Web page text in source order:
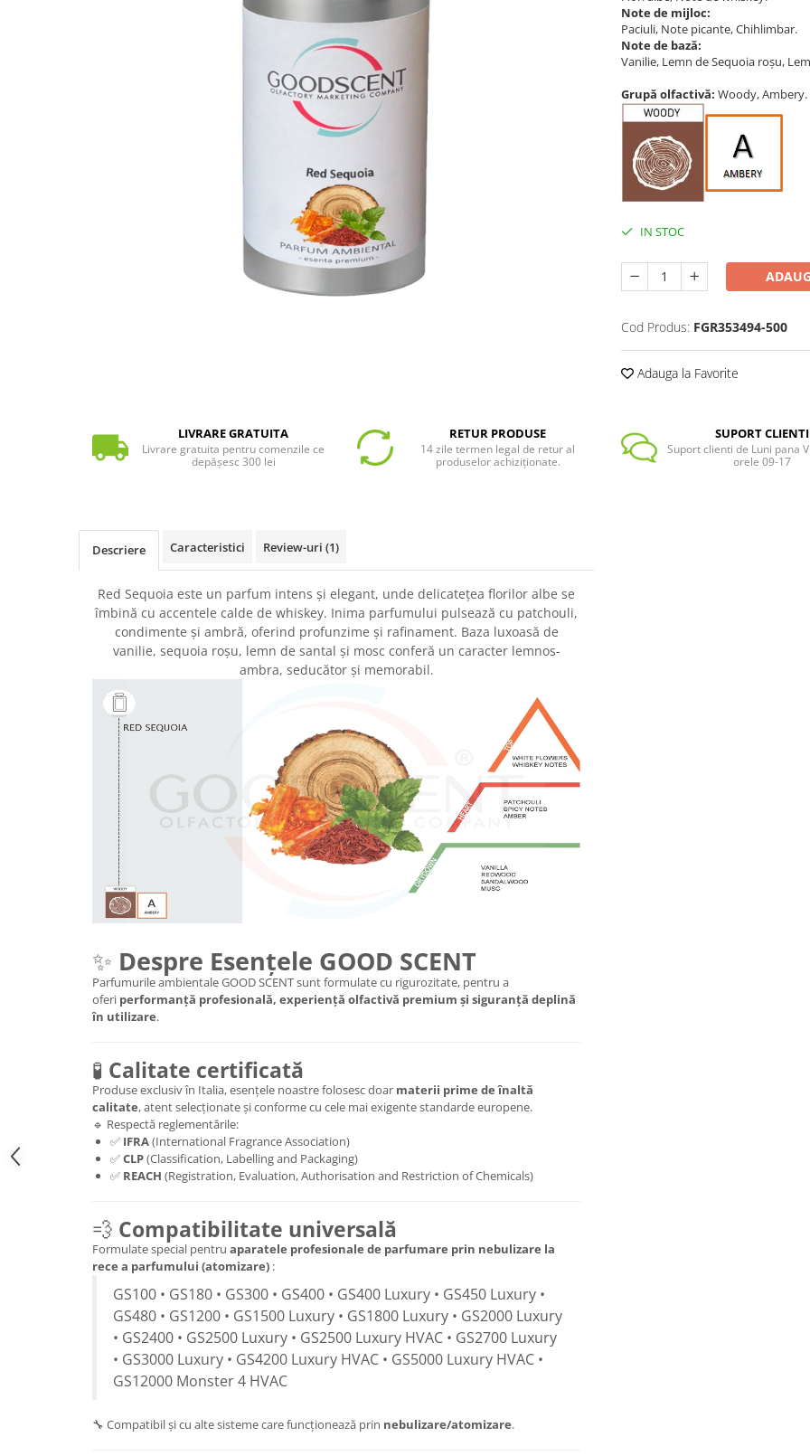
Note de mijloc:
Paciuli, Note picante, Chihlimbar.
Note de bază:
Vanilie, Lemn de Sequoia roșu,
Grupă olfactivă: Woody, Ambery.
IN STOC
Cod Produs: FGR353494-500
Adauga la Favorite
LIVRARE GRATUITA
Livrare gratuita pentru comenzile ce
depășesc 300 lei
RETUR PRODUSE
14 zile termen legal de retur al
produselor achiziționate.
SUPORT CLIENTI
Suport clienti de Luni pana
orele 09-17
Descriere Caracteristici Review-uri (1)
Red Sequoia este un parfum intens și elegant, unde delicatețea florilor albe se
îmbină cu accentele calde de whiskey. Inima parfumului pulsează cu patchouli,
condimente și ambră, oferind profunzime și rafinament. Baza luxoasă de
vanilie, sequoia roșu, lemn de santal și mosc conferă un caracter lemnos-
ambra, seducător și memorabil.
✨ Despre Esențele GOOD SCENT
Parfumurile ambientale GOOD SCENT sunt formulate cu rigurozitate, pentru a
oferi performanță profesională, experiență olfactivă premium și siguranță deplină
în utilizare.
🧪 Calitate certificată
Produse exclusiv în Italia, esențele noastre folosesc doar materii prime de înaltă
calitate, atent selecționate și conforme cu cele mai exigente standarde europene.
🔹 Respectă reglementările:
✅ IFRA(International Fragrance Association)
✅CLP(Classification, Labelling and Packaging)
✅ REACH (Registration, Evaluation, Authorisation and Restriction of Chemicals)
💨 Compatibilitate universală
Formulate special pentru aparatele profesionale de parfumare prin nebulizare la
rece a parfumului (atomizare) :
GS100 • GS180 • GS300 • GS400 • GS400 Luxury • GS450 Luxury •
GS480 • GS1200 • GS1500 Luxury • GS1800 Luxury • GS2000 Luxury
• GS2400 • GS2500 Luxury • GS2500 Luxury HVAC • GS2700 Luxury
• GS3000 Luxury • GS4200 Luxury HVAC • GS5000 Luxury HVAC •
GS12000 Monster 4 HVAC
🔧 Compatibil și cu alte sisteme care funcționează prin nebulizare/atomizare.